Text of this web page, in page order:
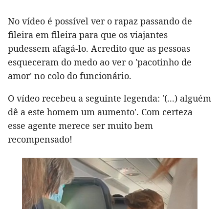
No vídeo é possível ver o rapaz passando de
fileira em fileira para que os viajantes
pudessem afagá-lo. Acredito que as pessoas
esqueceram do medo ao ver o 'pacotinho de
amor' no colo do funcionário.
O vídeo recebeu a seguinte legenda: '(...) alguém
dê a este homem um aumento'. Com certeza
esse agente merece ser muito bem
recompensado!